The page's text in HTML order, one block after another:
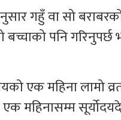
गहुँ वा सो
पनि गरिनुपर्छ
एक महिना लामो
महिनासम्म